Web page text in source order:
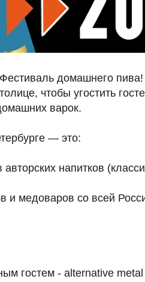
домашнего
чтобы угостить
варок.
— это:
напитков
и медоваров со всей
гостем - alternative metal